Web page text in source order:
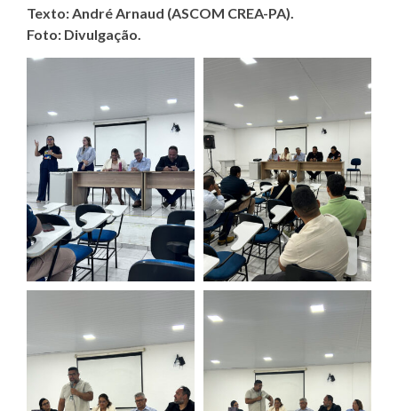
Texto: André Arnaud (ASCOM CREA-PA).
Foto: Divulgação.